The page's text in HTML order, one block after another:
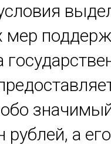
мер
рублей, а его